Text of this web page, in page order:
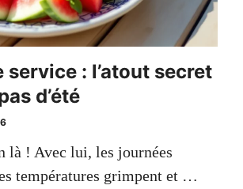
service : l’atout secret
d’été
là ! Avec lui, les journées
températures grimpent et …